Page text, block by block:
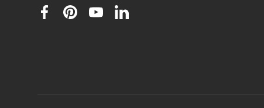
Facebook
PinterestYouTubeLinkedin